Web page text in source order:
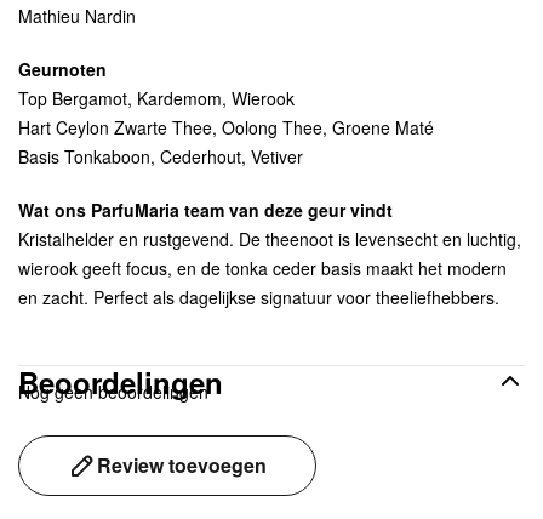
Mathieu Nardin
Geurnoten
Top Bergamot, Kardemom, Wierook
Hart Ceylon Zwarte Thee, Oolong Thee, Groene Maté
Basis Tonkaboon, Cederhout, Vetiver
Wat ons ParfuMaria team van deze geur vindt
Kristalhelder en rustgevend. De theenoot is levensecht en luchtig,
wierook geeft focus, en de tonka ceder basis maakt het modern
en zacht. Perfect als dagelijkse signatuur voor theeliefhebbers.
Beoordelingen
Nog geen beoordelingen
Review toevoegen